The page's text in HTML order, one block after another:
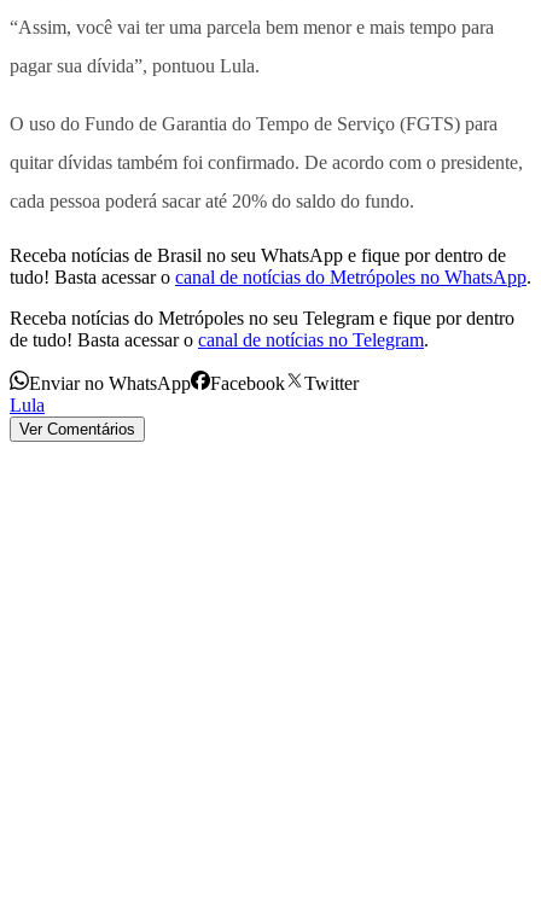
“Assim, você vai ter uma parcela bem menor e mais tempo para
pagar sua dívida”, pontuou Lula.
O uso do Fundo de Garantia do Tempo de Serviço (FGTS) para
quitar dívidas também foi confirmado. De acordo com o presidente,
cada pessoa poderá sacar até 20% do saldo do fundo.
Receba notícias de Brasil no seu WhatsApp e fique por dentro de
tudo! Basta acessar o canal de notícias do Metrópoles no WhatsApp.
Receba notícias do Metrópoles no seu Telegram e fique por dentro
de tudo! Basta acessar o canal de notícias no Telegram.
Enviar no WhatsApp Facebook
Twitter
Lula
Ver Comentários